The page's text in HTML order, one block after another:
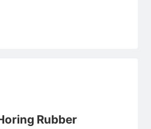
Rubber